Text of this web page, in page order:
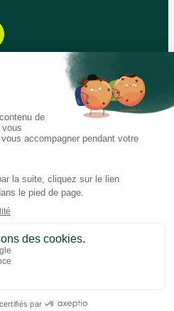
sécurisé